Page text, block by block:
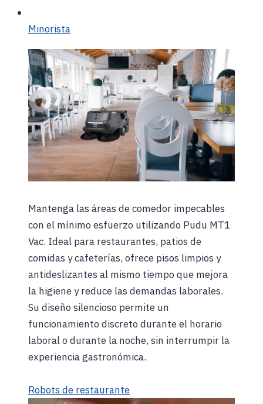
Minorista
Mantenga las áreas de comedor impecables
con el mínimo esfuerzo utilizando Pudu MT1
Vac. Ideal para restaurantes, patios de
comidas y cafeterías, ofrece pisos limpios y
antideslizantes al mismo tiempo que mejora
la higiene y reduce las demandas laborales.
Su diseño silencioso permite un
funcionamiento discreto durante el horario
laboral o durante la noche, sin interrumpir la
experiencia gastronómica.
Robots de restaurante